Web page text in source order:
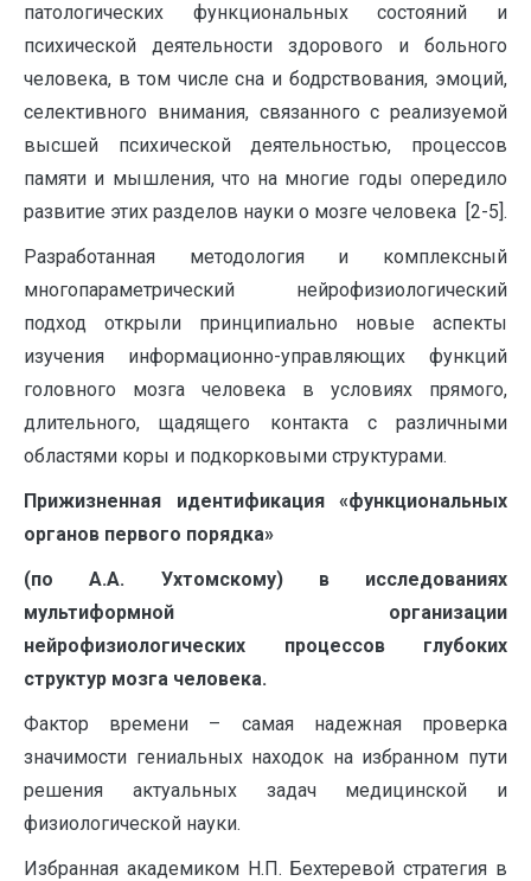
патологических функциональных состояний и
психической деятельности здорового и больного
человека, в том числе сна и бодрствования, эмоций,
селективного внимания, связанного с реализуемой
высшей психической деятельностью, процессов
памяти и мышления, что на многие годы опередило
развитие этих разделов науки о мозге человека [2-5].
Разработанная методология и комплексный
многопараметрический нейрофизиологический
подход открыли принципиально новые аспекты
изучения информационно-управляющих функций
головного мозга человека в условиях прямого,
длительного, щадящего контакта с различными
областями коры и подкорковыми структурами.
Прижизненная идентификация «функциональных
органов первого порядка»
(по А.А. Ухтомскому) в исследованиях
мультиформной организации
нейрофизиологических процессов глубоких
структур мозга человека.
Фактор времени – самая надежная проверка
значимости гениальных находок на избранном пути
решения актуальных задач медицинской и
физиологической науки.
Избранная академиком Н.П. Бехтеревой стратегия в